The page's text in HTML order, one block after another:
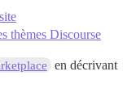
thèmes Discourse
en décrivant